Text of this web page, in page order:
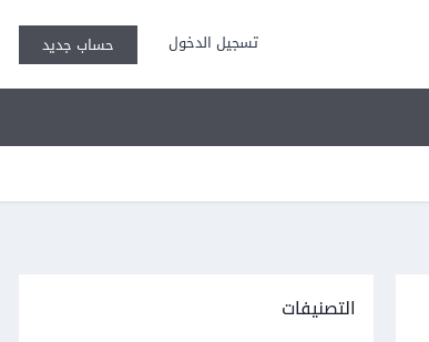
تسجيل الدخول حساب جديد
التصنيفات